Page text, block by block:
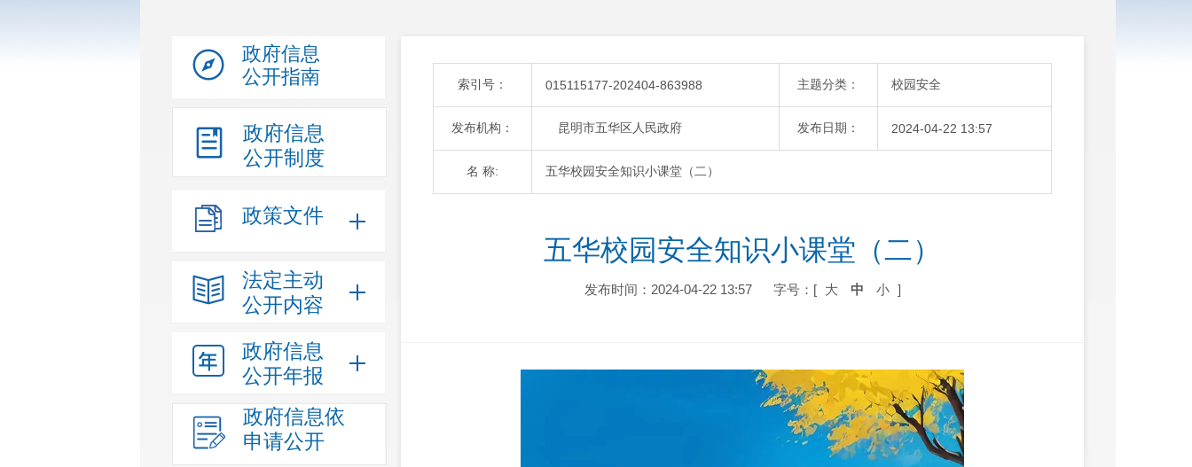
政府信息
公开指南
政府信息
公开制度
政策文件
法定主动
公开内容
政府信息
公开年报
政府信息依
申请公开
索引号： 015115177-202404-863988 主题分类： 校园安全
发布机构： 昆明市五华区人民政府 发布日期： 2024-04-22 13:57
名 称: 五华校园安全知识小课堂（二）
五华校园安全知识小课堂（二）
发布时间：2024-04-22 13:57 字号：[ 大 中 小 ]